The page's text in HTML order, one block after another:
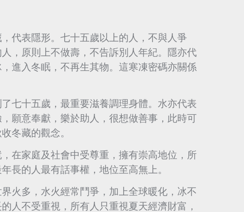
代表隱形。七十五歲以上的人，不與人爭
，原則上不做壽，不告訴別人年紀。隱亦代
進入冬眠，不再生其物。這寒凍密碼亦關係
七十五歲，最重要滋養調理身體。水亦代表
願意奉獻，樂於助人，很想做善事，此時可
冬藏的觀念。
在家庭及社會中受尊重，擁有崇高地位，所
長的人最有話事權，地位至高無上。
火多，水火經常鬥爭，加上全球暖化，冰不
人不受重視，所有人只重視夏天經濟財富，